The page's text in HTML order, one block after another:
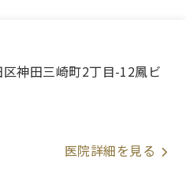
神田三崎町2丁目-12鳳ビ
医院詳細を見る